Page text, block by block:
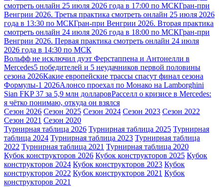
смотреть онлайн 25 июля 2026 года в 17:00 по МСКГран-при
Венгрии 2026. Третья практика смотреть онлайн 25 июля 2026
года в 13:30 по МСКГран-при Венгрии 2026. Вторая практика
смотреть онлайн 24 июля 2026 года в 18:00 по МСКГран-при
Венгрии 2026. Первая практика смотреть онлайн 24 июля
2026 года в 14:30 по МСК
Вольфф не исключил дуэт Ферстаппена и Антонелли в
Mercedes5 победителей и 5 неудачников первой половины
сезона 2026Какие европейские трассы спасут финал сезона
Формулы-1 2026Алонсо проехал по Монако на Lamborghini
Sian FKP 37 за 5,9 млн долларовРасселл о кризисе в Mercedes:
я чётко понимаю, откуда он взялся
Сезон 2026 Сезон 2025 Сезон 2024 Сезон 2023 Сезон 2022
Сезон 2021 Сезон 2020
Турнирная таблица 2026 Турнирная таблица 2025 Турнирная
таблица 2024 Турнирная таблица 2023 Турнирная таблица
2022 Турнирная таблица 2021 Турнирная таблица 2020
Кубок конструкторов 2026 Кубок конструкторов 2025 Кубок
конструкторов 2024 Кубок конструкторов 2023 Кубок
конструкторов 2022 Кубок конструкторов 2021 Кубок
конструкторов 2021